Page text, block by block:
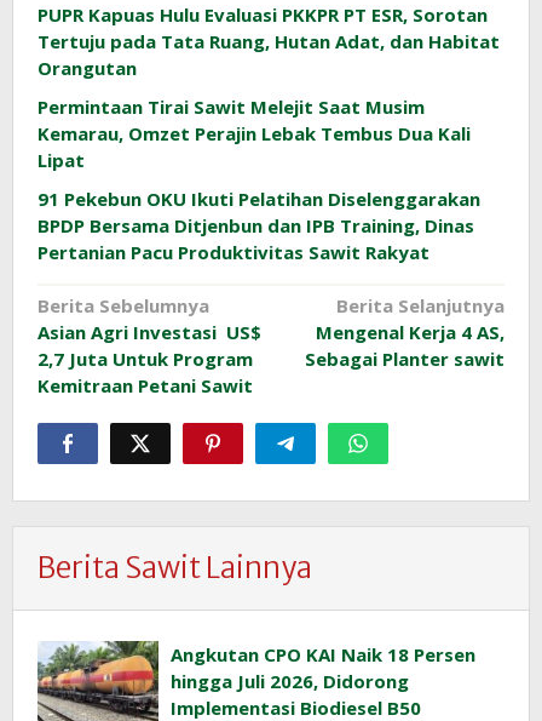
PUPR Kapuas Hulu Evaluasi PKKPR PT ESR, Sorotan
Tertuju pada Tata Ruang, Hutan Adat, dan Habitat
Orangutan
Permintaan Tirai Sawit Melejit Saat Musim
Kemarau, Omzet Perajin Lebak Tembus Dua Kali
Lipat
91 Pekebun OKU Ikuti Pelatihan Diselenggarakan
BPDP Bersama Ditjenbun dan IPB Training, Dinas
Pertanian Pacu Produktivitas Sawit Rakyat
Navigasi
pos
Berita Sebelumnya
Asian Agri Investasi US$
2,7 Juta Untuk Program
Kemitraan Petani Sawit
Berita Selanjutnya
Mengenal Kerja 4 AS,
Sebagai Planter sawit
Berita Sawit Lainnya
Angkutan CPO KAI Naik 18 Persen
hingga Juli 2026, Didorong
Implementasi Biodiesel B50